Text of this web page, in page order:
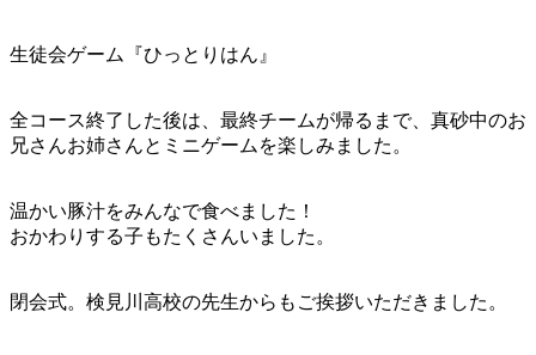
生徒会ゲーム『ひっとりはん』
全コース終了した後は、最終チームが帰るまで、真砂中のお
兄さんお姉さんとミニゲームを楽しみました。
温かい豚汁をみんなで食べました！
おかわりする子もたくさんいました。
閉会式。検見川高校の先生からもご挨拶いただきました。